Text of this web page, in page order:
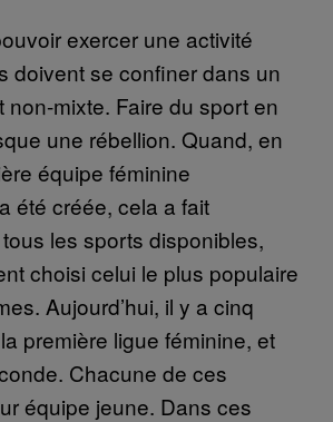
exercer une activité
doivent se confiner dans un
non-mixte. Faire du sport en
une rébellion. Quand, en
équipe féminine
été créée, cela a fait
les sports disponibles,
choisi celui le plus populaire
Aujourd’hui, il y a cinq
première ligue féminine, et
Chacune de ces
équipe jeune. Dans ces